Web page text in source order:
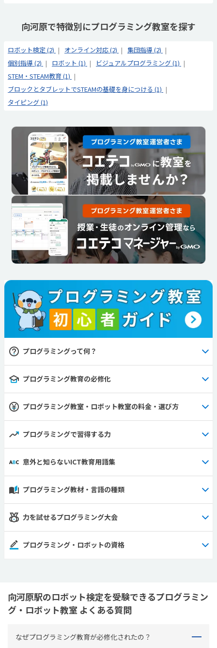
向河原で特徴別にプログラミング教室を探す
ロボット検定 (2) オンライン対応 (2)
集団指導 (2)
個別指導 (2)
ロボット (1)
ビジュアルプログラミング (1)
STEM・STEAM教育 (1)
ブロックとタブレットでSTEAMの基礎を身につける (1)
タイピング (1)
プログラミングって何？
プログラミング教育の必修化
プログラミング教室・ロボット教室の料金・選び方
プログラミングで習得する力
意外と知らないICT教育用語集
プログラミング教材・言語の種類
力を試せるプログラミング大会
プログラミング・ロボットの資格
向河原駅のロボット検定を受験できるプログラミン
グ・ロボット教室 よくある質問
なぜプログラミング教育が必修化されたの？